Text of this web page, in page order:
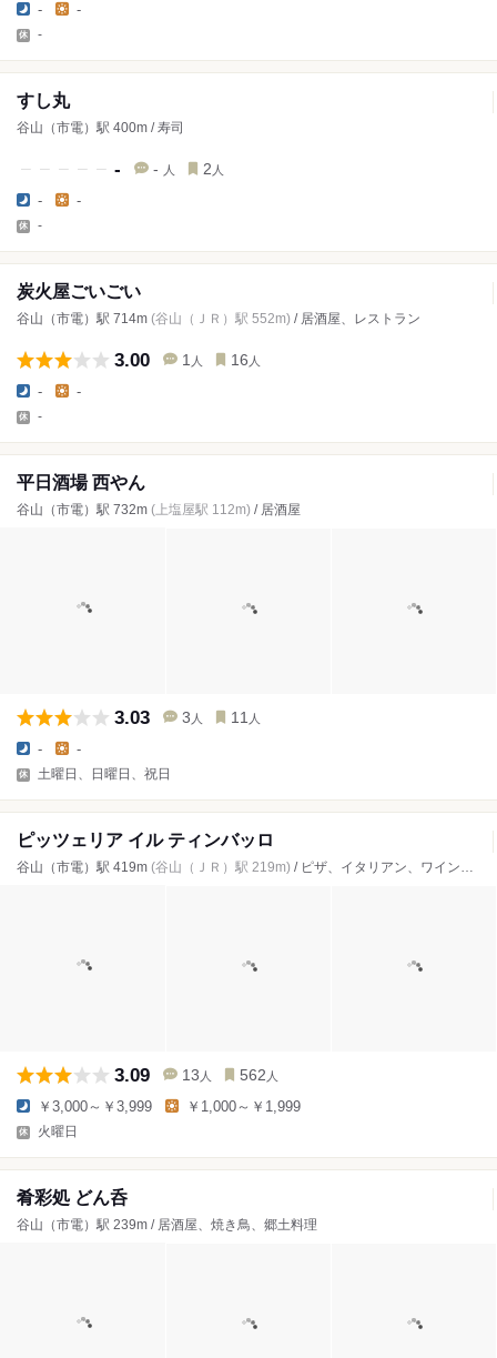
- -
-
すし丸
谷山（市電）駅 400m / 寿司
- - 人 2 人
- -
-
炭火屋ごいごい
谷山（市電）駅 714m (谷山（ＪＲ）駅 552m) / 居酒屋、レストラン
3.00 1 人 16 人
- -
-
平日酒場 西やん
谷山（市電）駅 732m (上塩屋駅 112m) / 居酒屋
3.03 3 人 11 人
- -
土曜日、日曜日、祝日
ピッツェリア イル ティンバッロ
谷山（市電）駅 419m (谷山（ＪＲ）駅 219m) / ピザ、イタリアン、ワインバー
3.09 13 人 562 人
￥3,000～￥3,999 ￥1,000～￥1,999
火曜日
肴彩処 どん呑
谷山（市電）駅 239m / 居酒屋、焼き鳥、郷土料理